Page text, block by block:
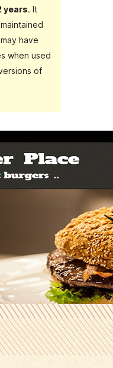
years. It
have
when used
of